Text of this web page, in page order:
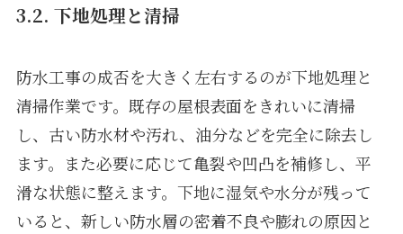
3.2. 下地処理と清掃
防水工事の成否を大きく左右するのが下地処理と
清掃作業です。既存の屋根表面をきれいに清掃
し、古い防水材や汚れ、油分などを完全に除去し
ます。また必要に応じて亀裂や凹凸を補修し、平
滑な状態に整えます。下地に湿気や水分が残って
いると、新しい防水層の密着不良や膨れの原因と